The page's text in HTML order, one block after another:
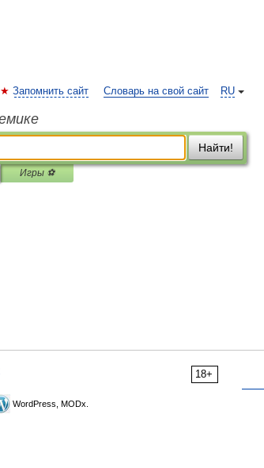
RU
Запомнить сайт Словарь на свой сайт
Найти!
Игры ⚽
18+
WordPress, MODx.